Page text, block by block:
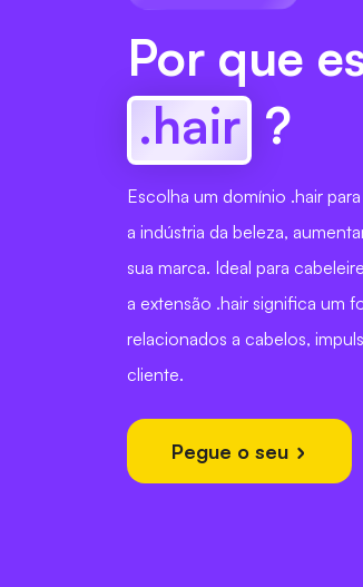
Por que
.hair ?
Escolha um domínio .hair
a indústria da beleza,
sua marca. Ideal para
a extensão .hair significa um
relacionados a cabelos,
cliente.
Pegue o seu